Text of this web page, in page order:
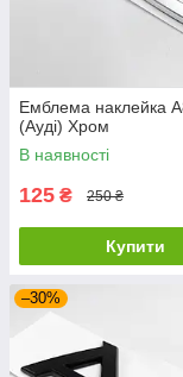
Емблема наклейка
(Ауді) Хром
В наявності
125 ₴ 250 ₴
Купити
–30%